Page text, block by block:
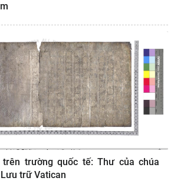
trên trường quốc tế: Thư của chúa
trữ Vatican